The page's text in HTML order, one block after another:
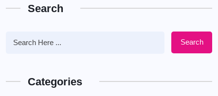
Search
Search
Categories